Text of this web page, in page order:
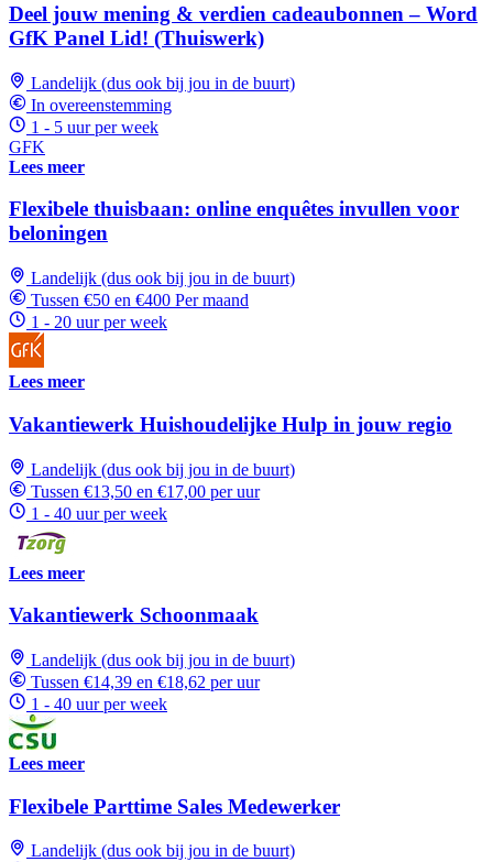
Deel jouw mening & verdien cadeaubonnen – Word
GfK Panel Lid! (Thuiswerk)
Landelijk (dus ook bij jou in de buurt)
In overeenstemming
1 - 5 uur per week
GFK
Lees meer
Flexibele thuisbaan: online enquêtes invullen voor
beloningen
Landelijk (dus ook bij jou in de buurt)
Tussen €50 en €400 Per maand
1 - 20 uur per week
Lees meer
Vakantiewerk Huishoudelijke Hulp in jouw regio
Landelijk (dus ook bij jou in de buurt)
Tussen €13,50 en €17,00 per uur
1 - 40 uur per week
Lees meer
Vakantiewerk Schoonmaak
Landelijk (dus ook bij jou in de buurt)
Tussen €14,39 en €18,62 per uur
1 - 40 uur per week
Lees meer
Flexibele Parttime Sales Medewerker
Landelijk (dus ook bij jou in de buurt)